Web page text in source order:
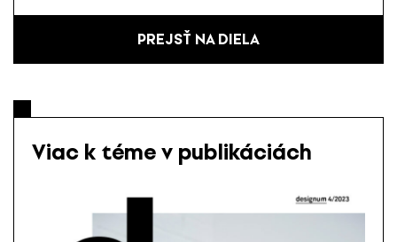
PREJSŤ NA DIELA
Viac k téme v publikáciách